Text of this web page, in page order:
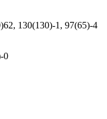
130(130)-1, 97(65)-4
0